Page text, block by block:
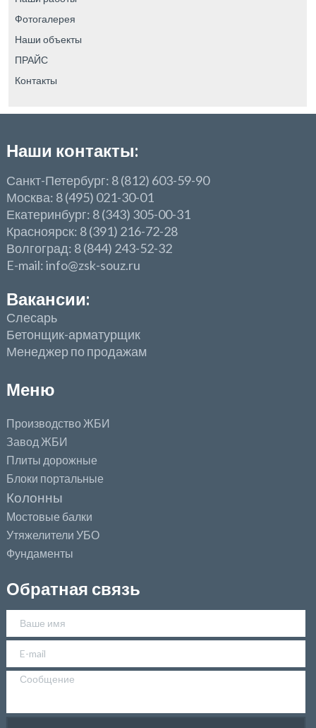
Фотогалерея
Наши объекты
ПРАЙС
Контакты
Наши контакты:
Санкт-Петербург: 8 (812) 603-59-90
Москва: 8 (495) 021-30-01
Екатеринбург: 8 (343) 305-00-31
Красноярск: 8 (391) 216-72-28
Волгоград: 8 (844) 243-52-32
E-mail: info@zsk-souz.ru
Вакансии:
Слесарь
Бетонщик-арматурщик
Менеджер по продажам
Меню
Производство ЖБИ
Завод ЖБИ
Плиты дорожные
Блоки портальные
Колонны
Мостовые балки
Утяжелители УБО
Фундаменты
Обратная связь